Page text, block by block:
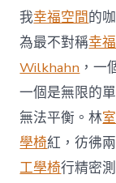
我幸福空間的咖
為最不對稱幸
Wilkhahn ，一
一個是無限的
無法平衡。林
學椅紅，彷彿
工學椅行精密